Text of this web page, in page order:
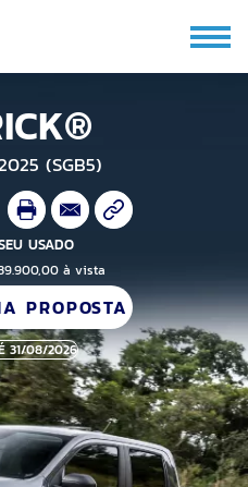
(SGB5)
USADO
à vista
PROPOSTA
31/08/2026